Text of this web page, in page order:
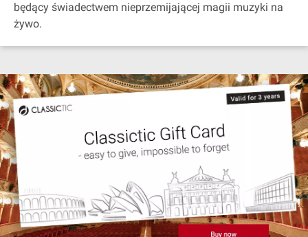
będący świadectwem nieprzemijającej magii muzyki na
żywo.